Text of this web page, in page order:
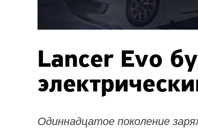
Lancer Evo
Одиннадцатое поколение